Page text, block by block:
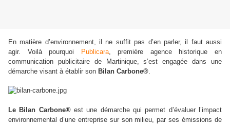
En matière d’environnement, il ne suffit pas d’en parler, il faut aussi
agir. Voilà pourquoi
Publicara, première agence historique en
communication publicitaire de Martinique, s’est engagée dans une
démarche visant à établir son Bilan Carbone®.
Le Bilan Carbone®est une démarche qui permet d’évaluer l’impact
environnemental d’une entreprise sur son milieu, par ses émissions de